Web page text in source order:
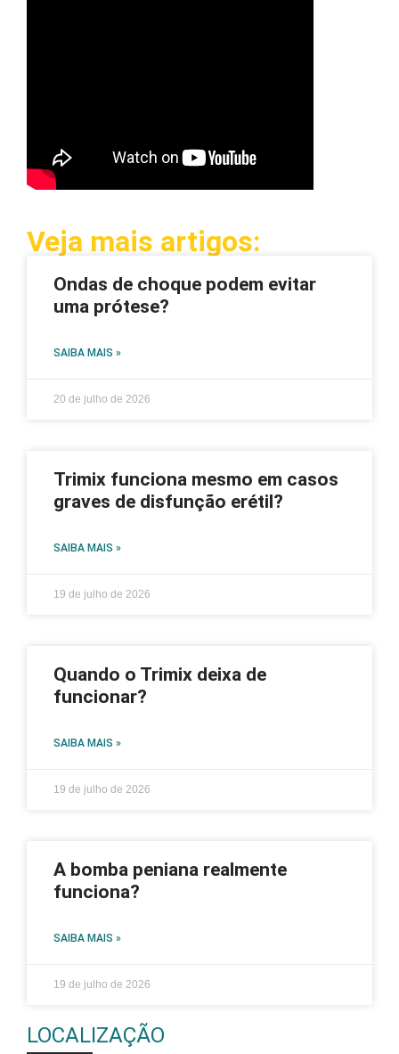
Veja mais artigos:
Ondas de choque podem evitar
uma prótese?
SAIBA MAIS »
20 de julho de 2026
Trimix funciona mesmo em casos
graves de disfunção erétil?
SAIBA MAIS »
19 de julho de 2026
Quando o Trimix deixa de
funcionar?
SAIBA MAIS »
19 de julho de 2026
A bomba peniana realmente
funciona?
SAIBA MAIS »
19 de julho de 2026
LOCALIZAÇÃO